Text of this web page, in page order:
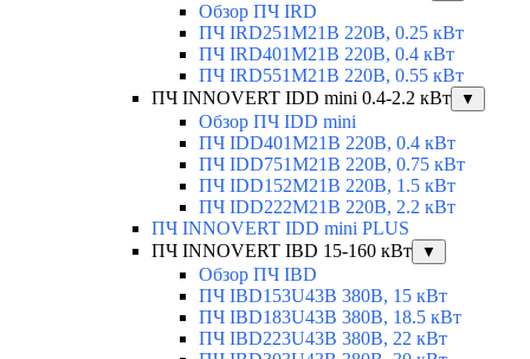
Обзор ПЧ IRD
ПЧ IRD251M21B 220В, 0.25 кВт
ПЧ IRD401M21B 220В, 0.4 кВт
ПЧ IRD551M21B 220В, 0.55 кВт
ПЧ INNOVERT IDD mini 0.4-2.2 кВт
▼
Обзор ПЧ IDD mini
ПЧ IDD401M21B 220В, 0.4 кВт
ПЧ IDD751M21B 220В, 0.75 кВт
ПЧ IDD152M21B 220В, 1.5 кВт
ПЧ IDD222M21B 220В, 2.2 кВт
ПЧ INNOVERT IDD mini PLUS
ПЧ INNOVERT IBD 15-160 кВт
▼
Обзор ПЧ IBD
ПЧ IBD153U43B 380В, 15 кВт
ПЧ IBD183U43B 380В, 18.5 кВт
ПЧ IBD223U43B 380В, 22 кВт